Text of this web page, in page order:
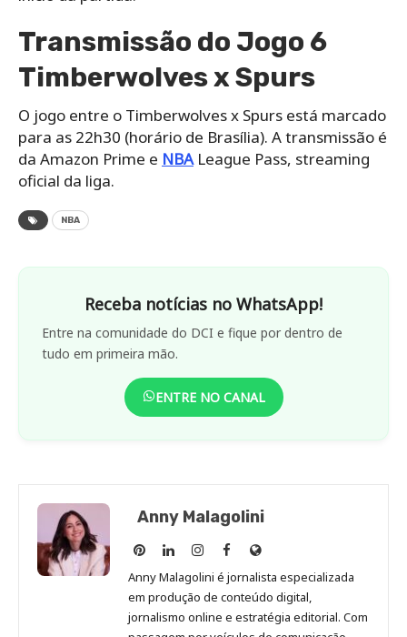
Transmissão do Jogo 6
Timberwolves x Spurs
O jogo entre o Timberwolves x Spurs está marcado
para as 22h30 (horário de Brasília). A transmissão é
da Amazon Prime e NBALeague Pass, streaming
oficial da liga.
NBA
Receba notícias no WhatsApp!
Entre na comunidade do DCI e fique por dentro de
tudo em primeira mão.
ENTRE NO CANAL
Anny Malagolini
Anny
Malagolini
no
Pinterest
Anny
Malagolini
no
LinkedIn
Anny
Malagolini
no
Instagram
Anny
Malagolini
no
Facebook
Site
de
Anny
Malagolini
Anny Malagolini é jornalista especializada
em produção de conteúdo digital,
jornalismo online e estratégia editorial. Com